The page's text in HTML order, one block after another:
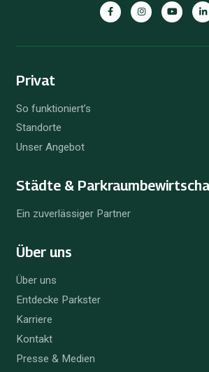
Parkster
auf
Parkster
auf
auf
Privat
So funktioniert’s
Standorte
Unser Angebot
Städte &
Ein zuverlässiger Partner
Über uns
Über uns
Entdecke Parkster
Karriere
Kontakt
Presse & Medien